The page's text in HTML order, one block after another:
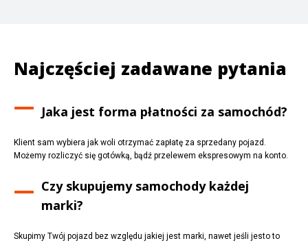
Najczęściej zadawane pytania
Jaka jest forma płatności za samochód?
Klient sam wybiera jak woli otrzymać zapłatę za sprzedany pojazd.
Możemy rozliczyć się gotówką, bądź przelewem ekspresowym na konto.
Czy skupujemy samochody każdej
marki?
Skupimy Twój pojazd bez względu jakiej jest marki, nawet jeśli jesto to